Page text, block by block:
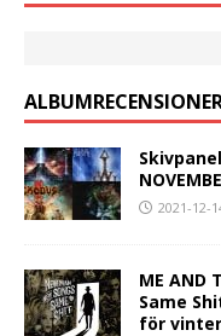
2021-12-
ME AND
Same
för